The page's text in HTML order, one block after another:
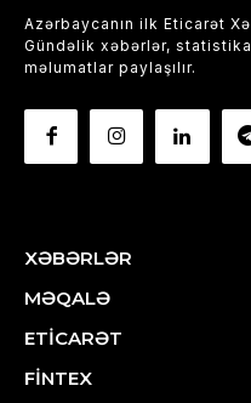
Azərbaycanın ilk Eticarət
Gündəlik xəbərlər,
məlumatlar paylaşılır.
XƏBƏRLƏR
MƏQALƏ
ETİCARƏT
FİNTEX